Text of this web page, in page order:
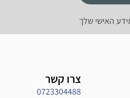
האישי שלך
צרו קשר
0723304488